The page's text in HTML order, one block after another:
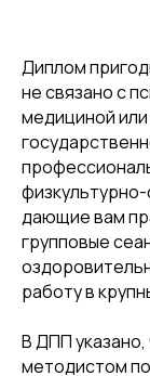
Диплом
не связано с
медициной
дающие вам
групповые
работу в
В ДПП
методистом